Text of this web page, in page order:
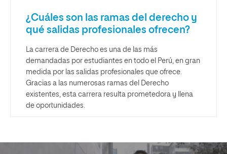
¿Cuáles son las ramas del derecho y
qué salidas profesionales ofrecen?
La carrera de Derecho es una de las más
demandadas por estudiantes en todo el Perú, en gran
medida por las salidas profesionales que ofrece.
Gracias a las numerosas ramas del Derecho
existentes, esta carrera resulta prometedora y llena
de oportunidades.